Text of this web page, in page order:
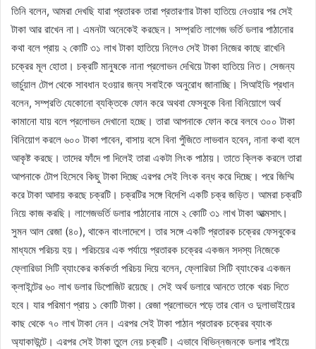
তিনি বলেন, আমরা দেখছি যারা প্রতারক তারা প্রতারণার টাকা হাতিয়ে নেওয়ার পর সেই
টাকা আর রাখেন না। এমনটা অনেকেই করছেন। সম্প্রতি লাগেজ ভর্তি ডলার পাঠানোর
কথা বলে প্রায় ২ কোটি ৩১ লাখ টাকা হাতিয়ে নিলেও সেই টাকা নিজের কাছে রাখেনি
চক্রের মূল হোতা। চক্রটি মানুষকে নানা প্রলোভন দেখিয়ে টাকা হাতিয়ে নিত। সেজন্য
ভার্চুয়াল টোপ থেকে সাবধান হওয়ার জন্য সবাইকে অনুরোধ জানাচ্ছি। সিআইডি প্রধান
বলেন, সম্প্রতি যেকোনো ব্যক্তিকে ফোন করে অথবা ফেসবুকে বিনা বিনিয়োগে অর্থ
কামানো যায় বলে প্রলোভন দেখানো হচ্ছে। তারা আপনাকে ফোন করে বলবে ৩০০ টাকা
বিনিয়োগ করলে ৬০০ টাকা পাবেন, বাসায় বসে বিনা পুঁজিতে লাভবান হবেন, নানা কথা বলে
আকৃষ্ট করছে। তাদের ফাঁদে পা দিলেই তারা একটা লিংক পাঠায়। তাতে ক্লিক করলে তারা
আপনাকে টোপ হিসেবে কিছু টাকা দিচ্ছে এরপর সেই লিংক বন্ধ করে দিচ্ছে। পরে জিম্মি
করে টাকা আদায় করছে চক্রটি। চক্রটির সঙ্গে বিদেশি একটি চক্র জড়িত। আমরা চক্রটি
নিয়ে কাজ করছি। লাগেজভর্তি ডলার পাঠানোর নামে ২ কোটি ৩১ লাখ টাকা আত্মসাৎ।
সুমন আল রেজা (৪০), থাকেন বাংলাদেশে। তার সঙ্গে একটি প্রতারক চক্রের ফেসবুকের
মাধ্যমে পরিচয় হয়। পরিচয়ের এক পর্যায়ে প্রতারক চক্রের একজন সদস্য নিজেকে
ফ্লোরিডা সিটি ব্যাংকের কর্মকর্তা পরিচয় দিয়ে বলেন, ফ্লোরিডা সিটি ব্যাংকের একজন
ক্লাইন্টের ৬০ লাখ ডলার ডিপোজিট রয়েছে। সেই অর্থ ডলারে আনতে তাকে খরচ দিতে
হবে। যার পরিমাণ প্রায় ১ কোটি টাকা। রেজা প্রলোভনে পড়ে তার বোন ও দুলাভাইয়ের
কাছ থেকে ৭০ লাখ টাকা নেন। এরপর সেই টাকা পাঠান প্রতারক চক্রের ব্যাংক
অ্যাকাউন্টে। এরপর সেই টাকা তুলে নেয় চক্রটি। এভাবে বিভিন্নজনকে ডলার পাইয়ে